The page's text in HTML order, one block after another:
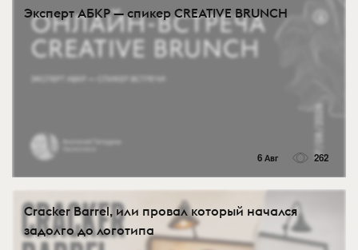
Эксперт АБКР — спикер CREATIVE BRUNCH
6 Авг 262
Cracker Barrel, или провал который начался
задолго до логотипа